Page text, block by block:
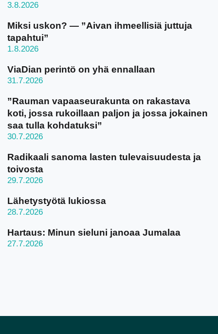
3.8.2026
Miksi uskon? — ”Aivan ihmeellisiä juttuja
tapahtui”
1.8.2026
ViaDian perintö on yhä ennallaan
31.7.2026
”Rauman vapaaseurakunta on rakastava
koti, jossa rukoillaan paljon ja jossa jokainen
saa tulla kohdatuksi”
30.7.2026
Radikaali sanoma lasten tulevaisuudesta ja
toivosta
29.7.2026
Lähetystyötä lukiossa
28.7.2026
Hartaus: Minun sieluni janoaa Jumalaa
27.7.2026